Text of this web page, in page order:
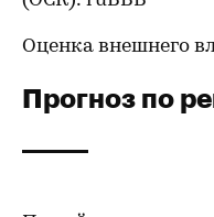
Оценка внешнего
Прогноз по